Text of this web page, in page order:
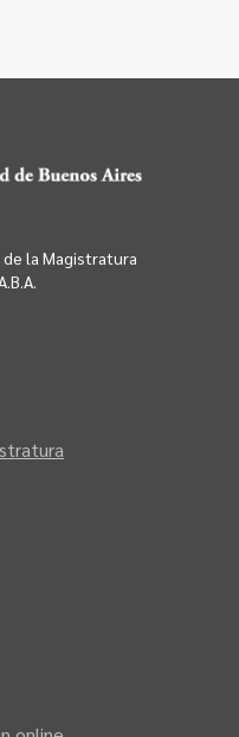
la Magistratura